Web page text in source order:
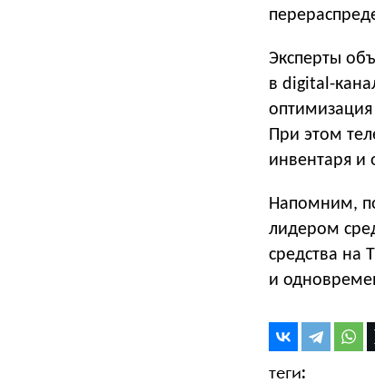
Эксперты
в digital-
При этом
инвентаря и
Напомним,
лидером
средства на
и